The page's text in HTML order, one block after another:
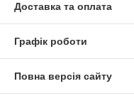
Доставка та оплата
Графік роботи
Повна версія сайту